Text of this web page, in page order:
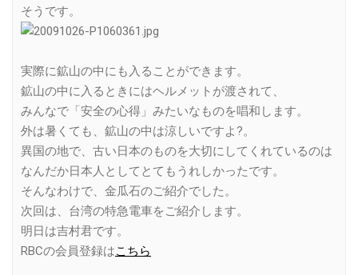
そうです。
実際に鉱山の中にも入ることができます。
鉱山の中に入るときにはヘルメットが渡されて、
みんなで「安全の心得」みたいなものを唱和します。
外は暑くても、鉱山の中は涼しいですよ?。
異国の地で、古い日本のものを大切にしてくれているのは
なんだか日本人としてとてもうれしかったです。
そんなわけで、金瓜石のご紹介でした。
次回は、台湾の特急電車をご紹介します。
明日は吉村君です。
RBCの会員登録はこちら